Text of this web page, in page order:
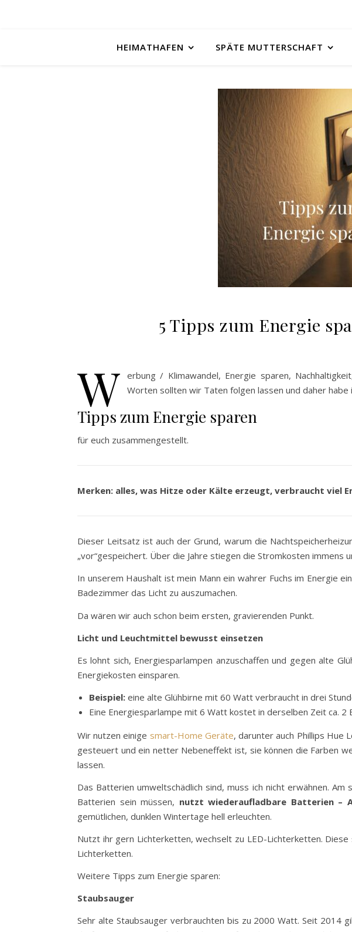
HEIMATHAFEN SPÄTE MUTTERSCHAFT
5 Tipps zum Energie
W erbung / Klimawandel, Energie sparen,
Worten sollten wir Taten folgen lassen und daher habe
Tipps zum Energie sparen
für euch zusammengestellt.
Merken: alles, was Hitze oder Kälte erzeugt, verbraucht viel
Dieser Leitsatz ist auch der Grund, warum die
„vor“gespeichert. Über die Jahre stiegen die Stromkosten immens
In unserem Haushalt ist mein Mann ein wahrer Fuchs im Energie
Badezimmer das Licht zu auszumachen.
Da wären wir auch schon beim ersten, gravierenden Punkt.
Licht und Leuchtmittel bewusst einsetzen
Es lohnt sich, Energiesparlampen anzuschaffen und gegen alte
Energiekosten einsparen.
Beispiel: eine alte Glühbirne mit 60 Watt verbraucht in drei
Eine Energiesparlampe mit 6 Watt kostet in derselben Zeit ca. 2
Wir nutzen einige smart-Home Geräte, darunter auch Phillips Hue
gesteuert und ein netter Nebeneffekt ist, sie können die Farben
lassen.
Das Batterien umweltschädlich sind, muss ich nicht erwähnen.
Batterien sein müssen, nutzt wiederaufladbare Batterien –
gemütlichen, dunklen Wintertage hell erleuchten.
Nutzt ihr gern Lichterketten, wechselt zu LED-Lichterketten.
Lichterketten.
Weitere Tipps zum Energie sparen:
Staubsauger
Sehr alte Staubsauger verbrauchten bis zu 2000 Watt. Seit 2014